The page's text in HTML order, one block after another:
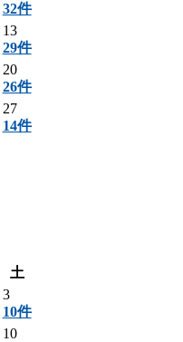
32件
13
29件
20
26件
27
14件
土
3
10件
10